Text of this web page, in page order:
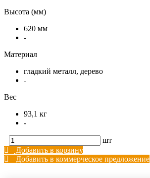
Высота (мм)
620 мм
-
Материал
гладкий металл, дерево
-
Вес
93,1 кг
-
шт
Добавить в корзину
Добавить в коммерческое предложение